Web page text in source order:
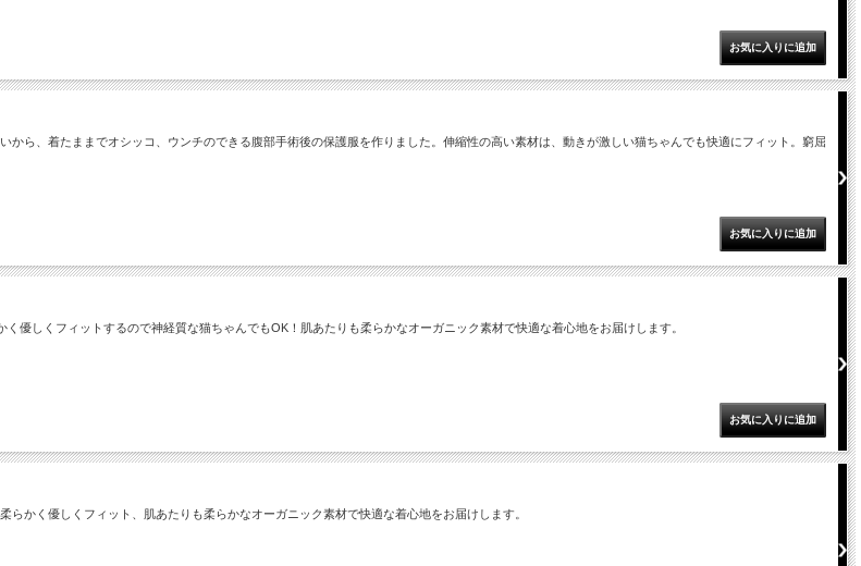
ら、着たままでオシッコ、ウンチのできる腹部手術後の保護服を作りました。伸縮性の高い素材は、動きが激しい猫ちゃんでも快適にフィット。窮屈
優しくフィットするので神経質な猫ちゃんでもOK！肌あたりも柔らかなオーガニック素材で快適な着心地をお届けします。
かく優しくフィット、肌あたりも柔らかなオーガニック素材で快適な着心地をお届けします。